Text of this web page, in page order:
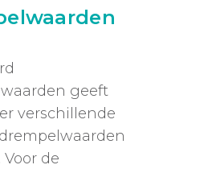
geeft
verschillende
Voor de